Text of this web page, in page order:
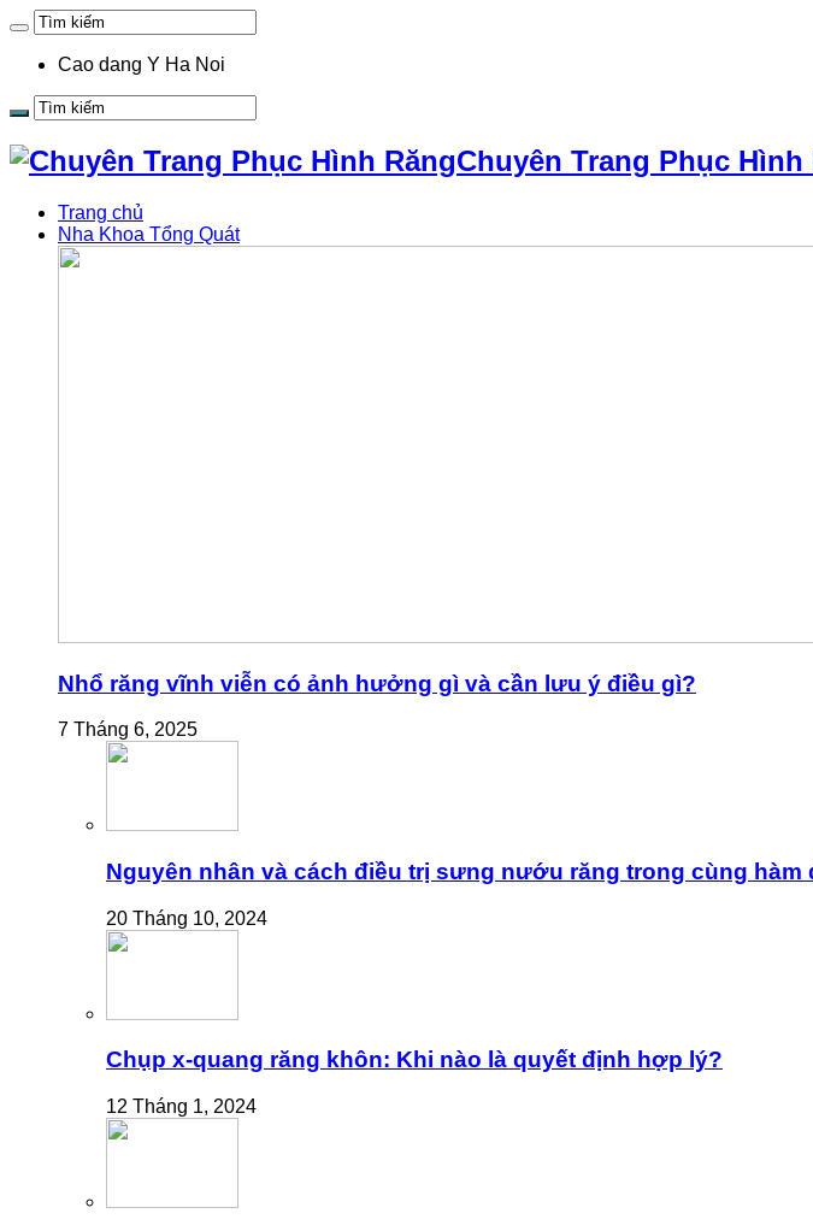
Cao dang Y Ha Noi
Chuyên Trang Phục
Trang chủ
Nha Khoa Tổng Quát
Nhổ răng vĩnh viễn có ảnh hưởng gì và cần lưu ý điều gì?
7 Tháng 6, 2025
Nguyên nhân và cách điều trị sưng nướu răng trong cùng hàm
20 Tháng 10, 2024
Chụp x-quang răng khôn: Khi nào là quyết định hợp lý?
12 Tháng 1, 2024